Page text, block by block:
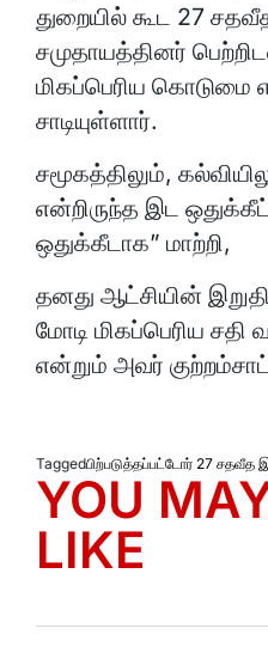
துறையில் கூட 27
சமுதாயத்தினர்
மிகப்பெரிய கொடுமை
சாடியுள்ளார்.
சமூகத்திலும்,
என்றிருந்த இட
ஒதுக்கீடாக” மாற்றி,
தனது ஆட்சியின்
மோடி மிகப்பெரிய
என்றும் அவர்
Taggedபிற்படுத்தப்பட்டோர் 27 சதவீத
YOU
LIKE